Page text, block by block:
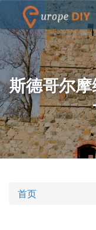
斯德哥尔
首页